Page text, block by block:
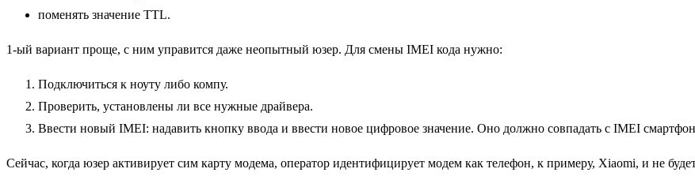
поменять значение TTL.
1-ый вариант проще, с ним управится даже неопытный юзер. Для смены IMEI кода нужно:
Подключиться к ноуту либо компу.
Проверить, установлены ли все нужные драйвера.
Ввести новый IMEI: надавить кнопку ввода и ввести новое цифровое значение. Оно должно совпадать с IMEI
Сейчас, когда юзер активирует сим карту модема, оператор идентифицирует модем как телефон, к примеру, Xiaomi, и не